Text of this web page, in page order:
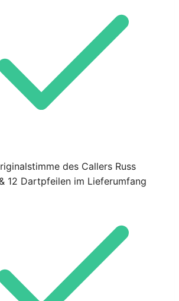
des Callers Russ
12 Dartpfeilen im Lieferumfang